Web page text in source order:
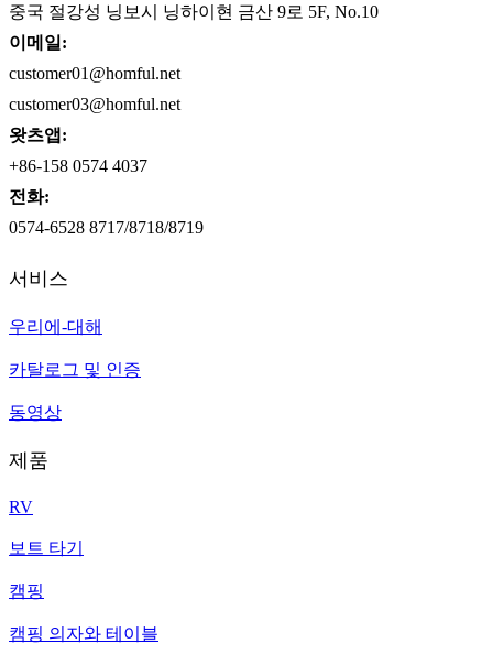
중국 절강성 닝보시 닝하이현 금산 9로 5F, No.10
이메일:
customer01@homful.net
customer03@homful.net
왓츠앱:
+86-158 0574 4037
전화:
0574-6528 8717/8718/8719
서비스
우리에-대해
카탈로그 및 인증
동영상
제품
RV
보트 타기
캠핑
캠핑 의자와 테이블